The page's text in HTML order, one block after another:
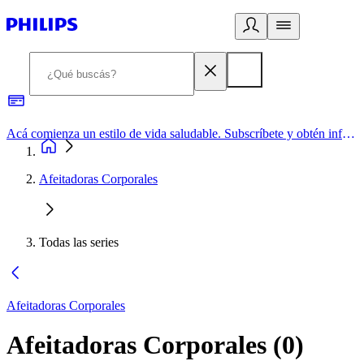
Acá comienza un estilo de vida saludable. Subscríbete y obtén información de primera mano
Afeitadoras Corporales
Todas las series
Afeitadoras Corporales
Afeitadoras Corporales (0)